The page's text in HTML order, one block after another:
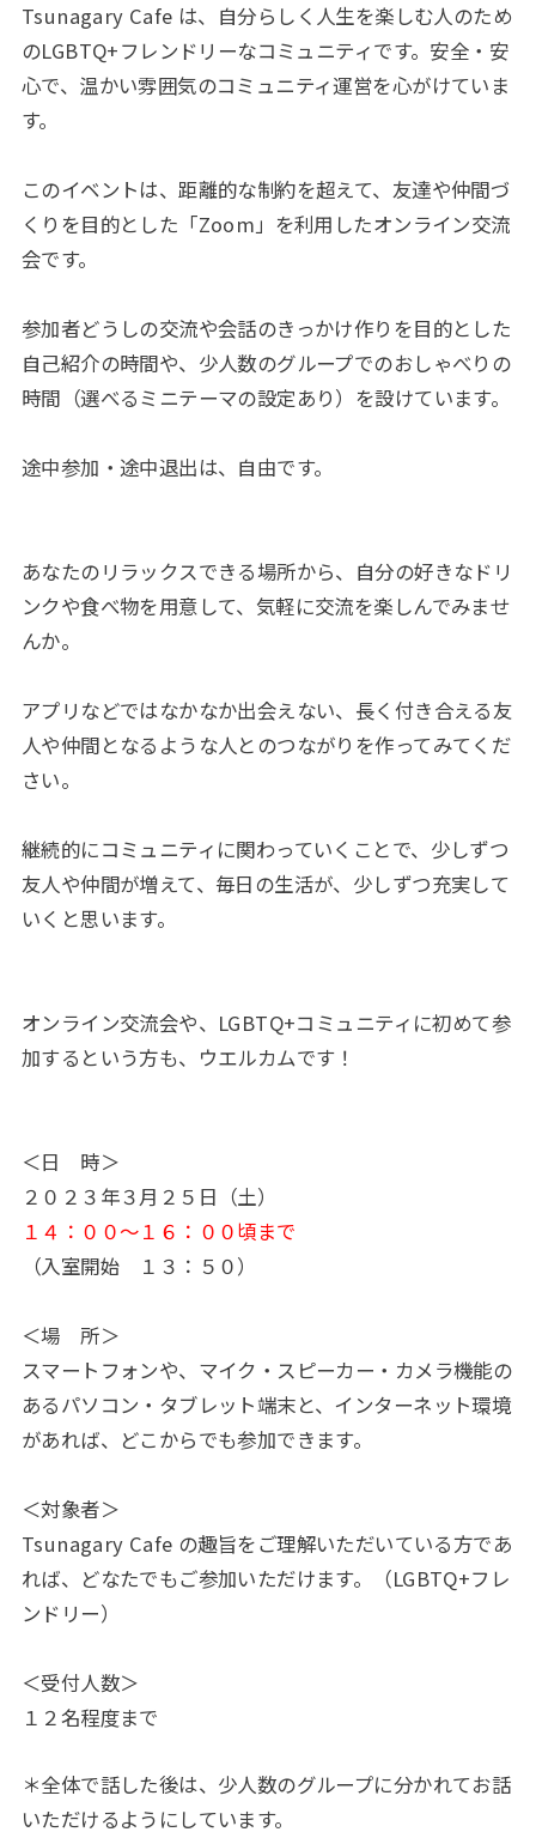
Tsunagary Cafe は、自分らしく人生を楽しむ人のため
のLGBTQ+フレンドリーなコミュニティです。安全・安
心で、温かい雰囲気のコミュニティ運営を心がけていま
す。
このイベントは、距離的な制約を超えて、友達や仲間づ
くりを目的とした「Zoom」を利用したオンライン交流
会です。
参加者どうしの交流や会話のきっかけ作りを目的とした
自己紹介の時間や、少人数のグループでのおしゃべりの
時間（選べるミニテーマの設定あり）を設けています。
途中参加・途中退出は、自由です。
あなたのリラックスできる場所から、自分の好きなドリ
ンクや食べ物を用意して、気軽に交流を楽しんでみませ
んか。
アプリなどではなかなか出会えない、長く付き合える友
人や仲間となるような人とのつながりを作ってみてくだ
さい。
継続的にコミュニティに関わっていくことで、少しずつ
友人や仲間が増えて、毎日の生活が、少しずつ充実して
いくと思います。
オンライン交流会や、LGBTQ+コミュニティに初めて参
加するという方も、ウエルカムです！
＜日 時＞
２０２３年３月２５日（土）
１４：００～１６：００頃まで
（入室開始 １３：５０）
＜場 所＞
スマートフォンや、マイク・スピーカー・カメラ機能の
あるパソコン・タブレット端末と、インターネット環境
があれば、どこからでも参加できます。
＜対象者＞
Tsunagary Cafe の趣旨をご理解いただいている方であ
れば、どなたでもご参加いただけます。（LGBTQ+フレ
ンドリー）
＜受付人数＞
１２名程度まで
＊全体で話した後は、少人数のグループに分かれてお話
いただけるようにしています。